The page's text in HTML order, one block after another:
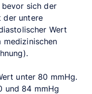
sich der
der untere
Wert
unter 80 mmHg.
und 84 mmHg